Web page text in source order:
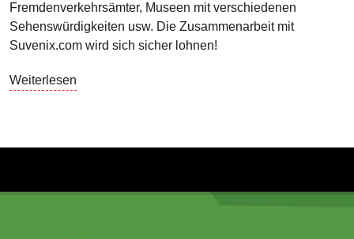
Fremdenverkehrsämter, Museen mit verschiedenen
Sehenswürdigkeiten usw. Die Zusammenarbeit mit
Suvenix.com wird sich sicher lohnen!
Weiterlesen